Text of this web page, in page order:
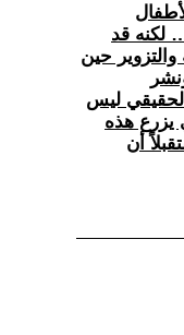
لكنه قد
حين
ليس
يزرع هذه
أن